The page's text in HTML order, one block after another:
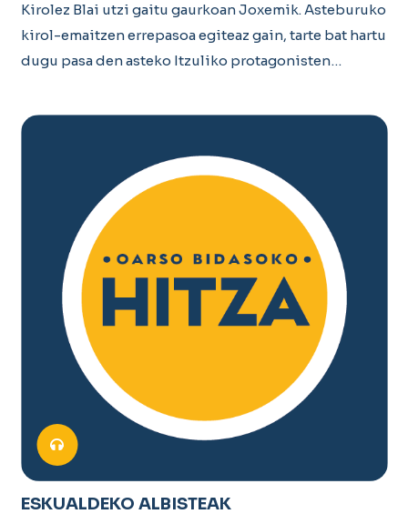
Kirolez Blai utzi gaitu gaurkoan Joxemik. Asteburuko
kirol-emaitzen errepasoa egiteaz gain, tarte bat hartu
dugu pasa den asteko Itzuliko protagonisten…
ESKUALDEKO ALBISTEAK